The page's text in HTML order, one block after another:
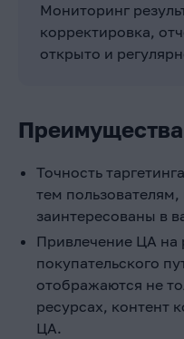
Мониторинг
корректировка,
открыто и
Точность
тем
заинтересованы в
Привлечение ЦА на
покупательского
отображаются не
ресурсах, контент
ЦА.